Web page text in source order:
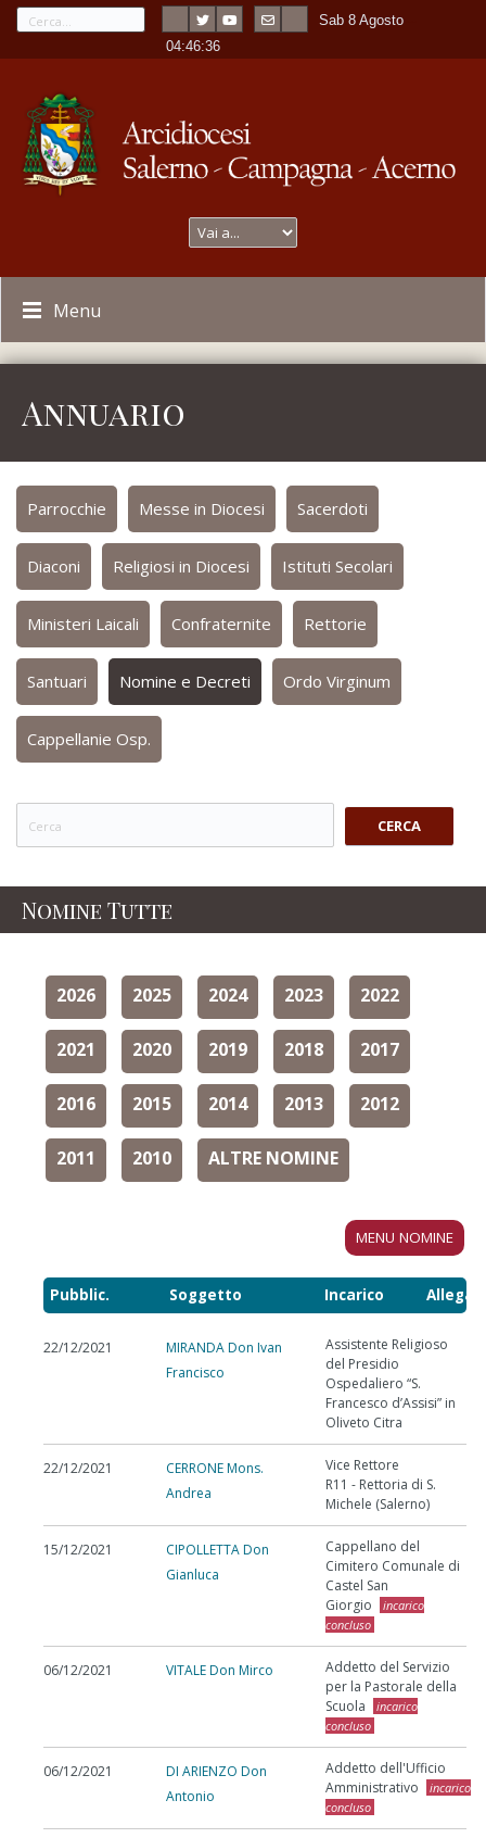
Sab 8 Agosto
-04:46:37
Menu
Annuario
Parrocchie Messe in Diocesi Sacerdoti
Diaconi Religiosi in Diocesi Istituti Secolari
Ministeri Laicali Confraternite Rettorie
Santuari Nomine e Decreti Ordo Virginum
Cappellanie Osp.
CERCA
Nomine Tutte
2026 2025 2024 2023 2022
2021 2020 2019 2018 2017
2016 2015 2014 2013 2012
2011 2010 ALTRE NOMINE
MENU NOMINE
Pubblic. Soggetto Incarico
22/12/2021
MIRANDA Don Ivan
Francisco
Assistente Religioso
del Presidio
Ospedaliero “S.
Francesco d’Assisi” in
Oliveto Citra
22/12/2021
CERRONE Mons.
Andrea
Vice Rettore
R11 - Rettoria di S.
Michele (Salerno)
15/12/2021
CIPOLLETTA Don
Gianluca
Cappellano del
Cimitero Comunale di
Castel San
Giorgio
incarico
concluso
06/12/2021 VITALE Don Mirco
Addetto del Servizio
per la Pastorale della
Scuola
incarico
concluso
06/12/2021
DI ARIENZO Don
Antonio
Addetto dell'Ufficio
Amministrativo
incarico
concluso